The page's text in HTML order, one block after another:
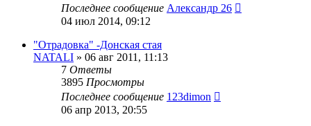
Последнее сообщение Александр 26
04 июл 2014, 09:12
"Отрадовка" -Донская стая
NATALI » 06 авг 2011, 11:13
7 Ответы
3895 Просмотры
Последнее сообщение 123dimon
06 апр 2013, 20:55